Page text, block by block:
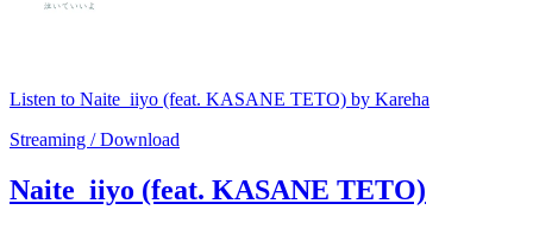
Listen to Naite_iiyo (feat. KASANE TETO) by Kareha
Streaming / Download
Naite_iiyo (feat. KASANE TETO)